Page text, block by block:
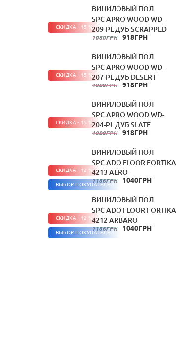
СКИДКА - 15 %
ВИНИЛОВЫЙ ПОЛ
SPC APRO WOOD WD-
209-PL ДУБ SCRAPPED
1080ГРН 918ГРН
СКИДКА - 15 %
ВИНИЛОВЫЙ ПОЛ
SPC APRO WOOD WD-
207-PL ДУБ DESERT
1080ГРН 918ГРН
СКИДКА - 15 %
ВИНИЛОВЫЙ ПОЛ
SPC APRO WOOD WD-
204-PL ДУБ SLATE
1080ГРН 918ГРН
СКИДКА - 12 %
ВЫБОР ПОКУПАТЕЛЕЙ
ВИНИЛОВЫЙ ПОЛ
SPC ADO FLOOR FORTIKA
4213 AERO
1186ГРН 1040ГРН
СКИДКА - 12 %
ВЫБОР ПОКУПАТЕЛЕЙ
ВИНИЛОВЫЙ ПОЛ
SPC ADO FLOOR FORTIKA
4212 ARBARO
1186ГРН 1040ГРН